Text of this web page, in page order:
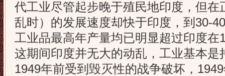
代工业尽管起步晚于殖民地印度，但在
乱时）的发展速度却快于印度，到30-
工业品最高年产量均已明显超过印度在
这期间印度并无大的动乱，工业基本是
1949年前受到毁灭性的战争破坏，